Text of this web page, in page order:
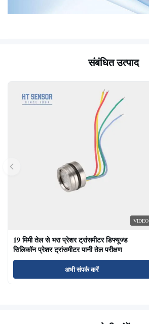
संबंधित उत्पाद
VIDEO
19 मिमी तेल से भरा प्रेशर ट्रांसमीटर डिफ्यूज्ड
सिलिकॉन प्रेशर ट्रांसमीटर पानी तेल परीक्षण
अभी संपर्क करें